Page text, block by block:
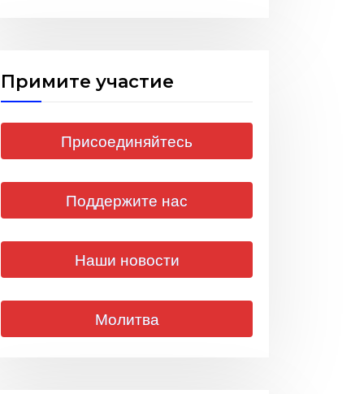
Примите участие
Присоединяйтесь
Поддержите нас
Наши новости
Молитва